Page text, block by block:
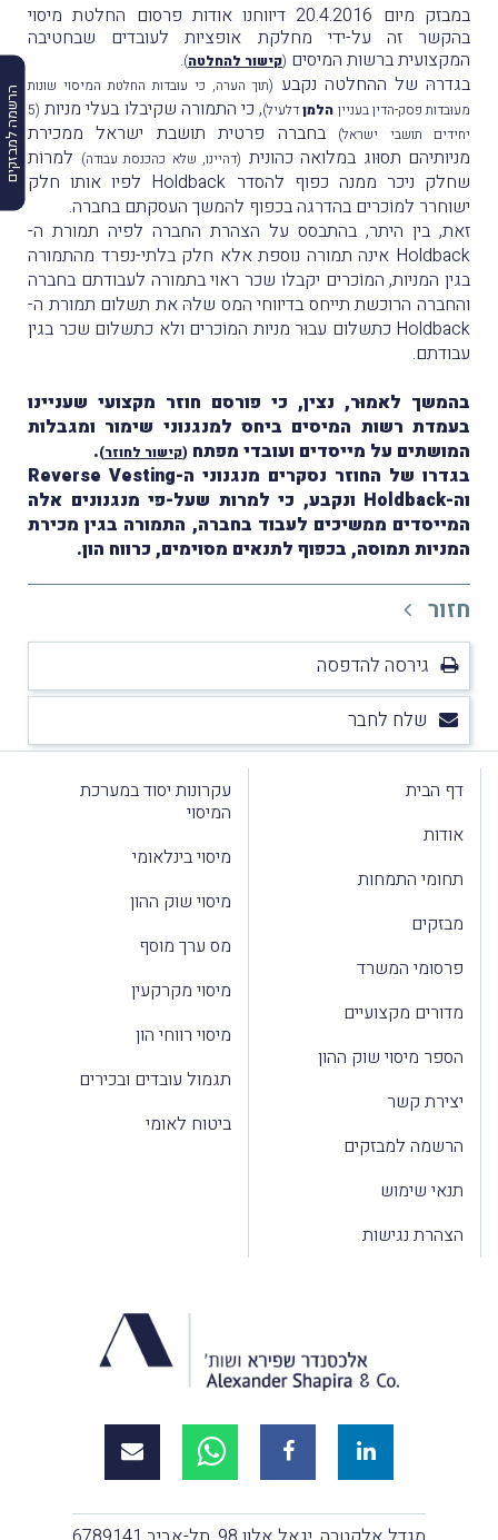
הרשמה למבזקים
במבזק מיום 20.4.2016 דיווחנו אודות פרסום החלטת מיסוי
בהקשר זה על-ידי מחלקת אופציות לעובדים שבחטיבה
המקצועית ברשות המיסים (קישור להחלטה)
.
בגדרהּ של ההחלטה נקבע (תוך הערה, כי עוּבדות החלטת המיסוי שונות
מעוּבדות פסק-הדין בעניין הלמןדלעיל), כי התמורה שקיבלו בעלי מניות (5
יחידים תושבי ישראל)
בחברה פרטית תושבת ישראל ממכירת
מניותיהם תסוּוג במלואה כהונית (דהיינו, שלא כהכנסת עבודה) למרוֹת
שחלק ניכר ממנה כפוף להסדר Holdback לפיו אותו חלק
ישוחרר למוֹכרים בהדרגה בכפוף להמשך העסקתם בחברה.
זאת, בין היתר, בהתבסס על הצהרת החברה לפיה תמורת ה-
Holdback אינה תמורה נוספת אלא חלק בלתי-נפרד מהתמורה
בגין המניות, המוֹכרים יקבלו שכר ראוי בתמורה לעבודתם בחברה
והחברה הרוכשת תייחס בדיווחי המס שלהּ את תשלום תמורת ה-
Holdback כתשלום עבוּר מניות המוֹכרים ולא כתשלום שכר בגין
עבודתם.
בהמשך לאמוּר, נצין, כי פורסם חוזר מקצועי שעניינו
בעמדת רשות המיסים ביחס למנגנוני שימור ומגבלות
המושתים על מייסדים ועובדי מפתח (קישור לחוזר)
.
בגדרו של החוזר נסקרים מנגנוני ה-Reverse Vesting
וה-Holdback ונקבע, כי למרות שעל-פי מנגנונים אלה
המייסדים ממשיכים לעבוד בחברה, התמורה בגין מכירת
המניות תמוסה, בכפוף לתנאים מסוימים, כרווח הון.
חזור
גירסה להדפסה
שלח לחבר
דף הבית
אודות
תחומי התמחות
מבזקים
פרסומי המשרד
מדורים מקצועיים
הספר מיסוי שוק ההון
יצירת קשר
הרשמה למבזקים
תנאי שימוש
הצהרת נגישות
עקרונות יסוד במערכת
המיסוי
מיסוי בינלאומי
מיסוי שוק ההון
מס ערך מוסף
מיסוי מקרקעין
מיסוי רווחי הון
תגמול עובדים ובכירים
ביטוח לאומי